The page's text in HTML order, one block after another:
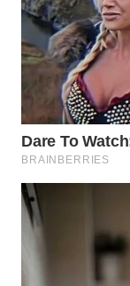
WN
TEBING
TINGGI
WN
PAKPAK
WN
KARAWANG